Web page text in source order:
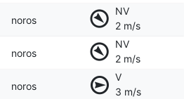
noros
NV
2 m/s
noros
NV
2 m/s
noros
V
3 m/s